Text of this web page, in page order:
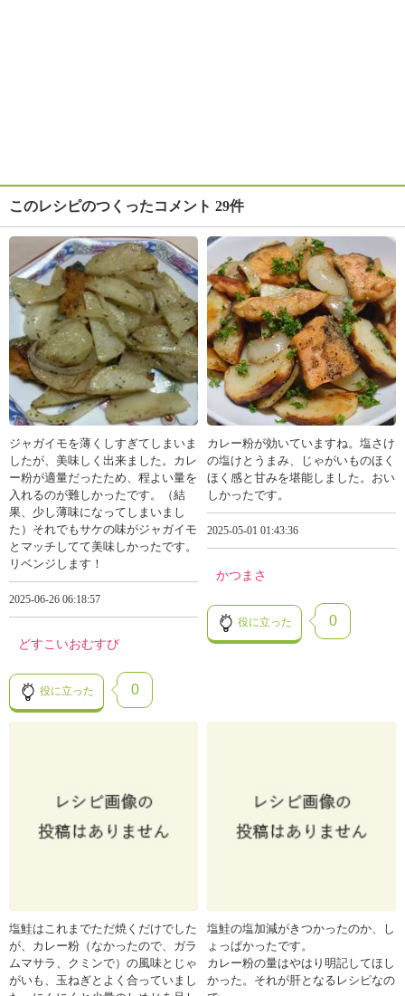
このレシピのつくったコメント 29件
ジャガイモを薄くしすぎてしまいま
したが、美味しく出来ました。カレ
ー粉が適量だったため、程よい量を
入れるのが難しかったです。（結
果、少し薄味になってしまいまし
た）それでもサケの味がジャガイモ
とマッチしてて美味しかったです。
リベンジします！
2025-06-26 06:18:57
どすこいおむすび
役に立った 0
カレー粉が効いていますね。塩さけ
の塩けとうまみ、じゃがいものほく
ほく感と甘みを堪能しました。おい
しかったです。
2025-05-01 01:43:36
かつまさ
役に立った 0
塩鮭はこれまでただ焼くだけでした
が、カレー粉（なかったので、ガラ
ムマサラ、クミンで）の風味とじゃ
がいも、玉ねぎとよく合っていまし
塩鮭の塩加減がきつかったのか、し
ょっぱかったです。
カレー粉の量はやはり明記してほし
かった。それが肝となるレシピなの